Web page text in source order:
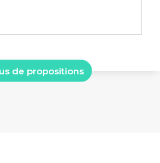
de propositions